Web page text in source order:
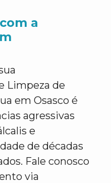
a
Limpeza de
em Osasco é
agressivas
e
de décadas
Fale conosco
via